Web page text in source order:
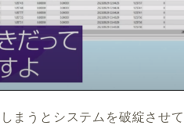
まうとシステムを破綻させて